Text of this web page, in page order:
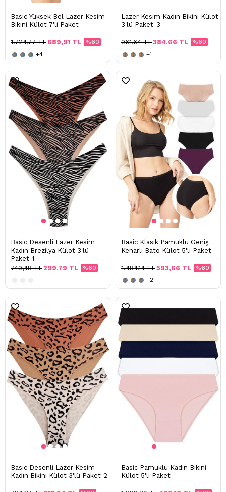
Basic Yüksek Bel Lazer Kesim
Bikini Külot 7'li Paket
%60
689,91 TL
1.724,77 TL
+4
Lazer Kesim Kadın Bikini Külot
3'lü Paket-3
%60
384,66 TL
961,64 TL
+1
Basic Desenli Lazer Kesim
Kadın Brezilya Külot 3'lü
Paket-1
%60
299,79 TL
749,48 TL
Basic Klasik Pamuklu Geniş
Kenarlı Bato Külot 5'li Paket
%60
593,66 TL
1.484,14 TL
+2
Basic Desenli Lazer Kesim
Kadın Bikini Külot 3'lü Paket-2
Basic Pamuklu Kadın Bikini
Külot 5'li Paket